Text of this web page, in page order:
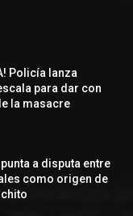
Policía lanza
para dar con
la masacre
a disputa entre
como origen de